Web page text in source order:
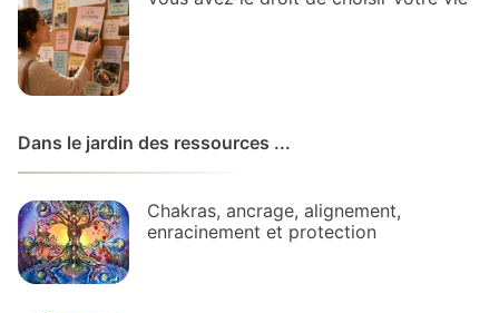
Dans le jardin des ressources ...
Chakras, ancrage, alignement,
enracinement et protection